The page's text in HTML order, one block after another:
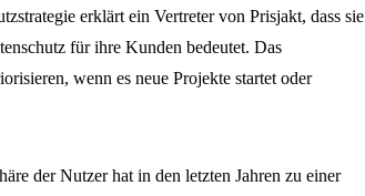
erklärt ein Vertreter von Prisjakt, dass sie
für ihre Kunden bedeutet. Das
wenn es neue Projekte startet oder
der Nutzer hat in den letzten Jahren zu einer